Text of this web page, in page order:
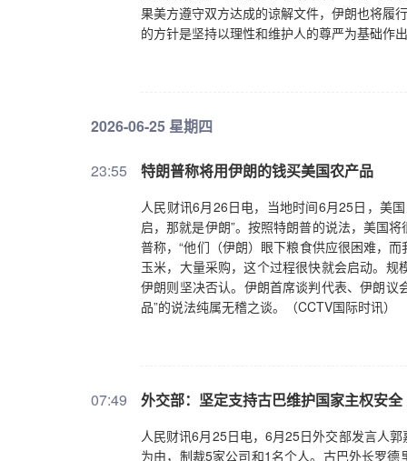
果美方遵守双方达成的谅解文件，伊朗也将履
的方针是坚持以理性和维护人的尊严为基础作
2026-06-25 星期四
23:55 特朗普称将用伊朗的钱买美国农产品
人民财讯6月26日电，当地时间6月25日，美
启，那就是伊朗”。按照特朗普的说法，美国
普称，“他们（伊朗）眼下粮食供应很困难，
玉米，大量采购，这个过程很快就会启动。规
伊朗则坚决否认。伊朗首席谈判代表、伊朗
品”的说法纯属无稽之谈。（CCTV国际时讯）
07:49 外交部：坚定支持古巴维护国家主权安
人民财讯6月25日电，6月25日外交部发言人
为由，制裁5家公司和1名个人。古巴外长罗